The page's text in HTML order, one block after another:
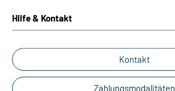
Hilfe & Kontakt
Kontakt
Zahlungsmodalitäten